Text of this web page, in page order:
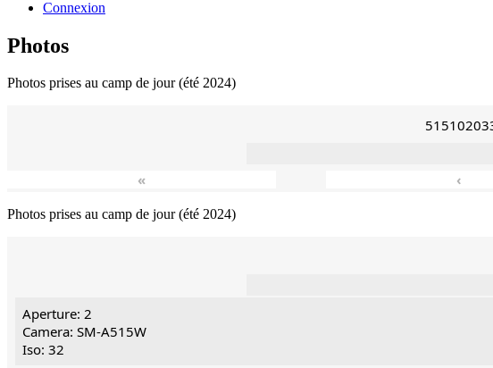
Connexion
Photos
Photos prises au camp de jour (été 2024)
« ‹
Photos prises au camp de jour (été 2024)
Aperture: 2
Camera: SM-A515W
Iso: 32